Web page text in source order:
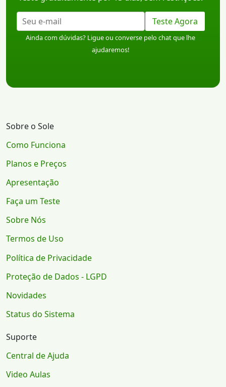
Teste Agora
Ainda com dúvidas? Ligue ou converse pelo chat que lhe
ajudaremos!
Sobre o Sole
Como Funciona
Planos e Preços
Apresentação
Faça um Teste
Sobre Nós
Termos de Uso
Política de Privacidade
Proteção de Dados - LGPD
Novidades
Status do Sistema
Suporte
Central de Ajuda
Video Aulas